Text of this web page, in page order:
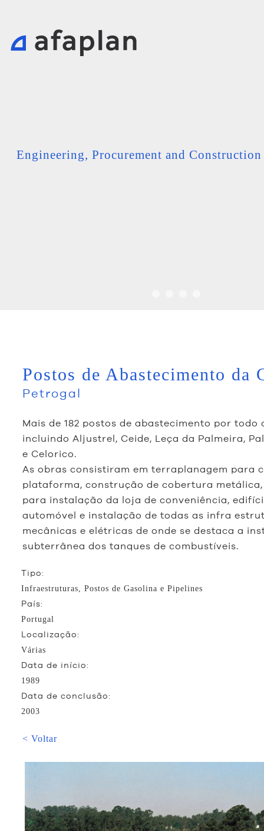
Engineering, Procurement and Construction
Postos de Abastecimento da
Petrogal
Mais de 182 postos de abastecimento por todo
incluindo Aljustrel, Ceide, Leça da Palmeira,
e Celorico.
As obras consistiram em terraplanagem para
plataforma, construção de cobertura
para instalação da loja de conveniência,
automóvel e instalação de todas as infra
mecânicas e elétricas de onde se destaca a
subterrânea dos tanques de combustíveis.
Tipo:
Infraestruturas, Postos de Gasolina e Pipelines
País:
Portugal
Localização:
Várias
Data de início:
1989
Data de conclusão:
2003
< Voltar